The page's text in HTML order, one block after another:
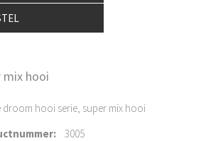
mix hooi
droom hooi serie, super mix hooi
:
3005